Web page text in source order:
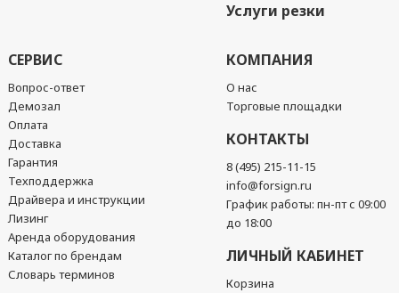
Услуги резки
СЕРВИС
Вопрос-ответ
Демозал
Оплата
Доставка
Гарантия
Техподдержка
Драйвера и инструкции
Лизинг
Аренда оборудования
Каталог по брендам
Словарь терминов
КОМПАНИЯ
О нас
Торговые площадки
КОНТАКТЫ
8 (495) 215-11-15
info@forsign.ru
График работы: пн-пт с 09:00
до 18:00
ЛИЧНЫЙ КАБИНЕТ
Корзина